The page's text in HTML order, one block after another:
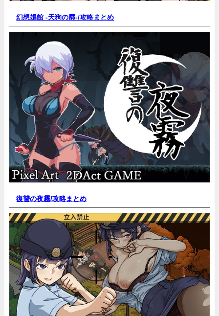
幻想娼館 -天狗の廓-/攻略まとめ
復讐の夜霧/攻略まとめ